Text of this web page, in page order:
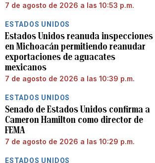
7 de agosto de 2026 a las 10:53 p.m.
ESTADOS UNIDOS
Estados Unidos reanuda inspecciones
en Michoacán permitiendo reanudar
exportaciones de aguacates
mexicanos
7 de agosto de 2026 a las 10:39 p.m.
ESTADOS UNIDOS
Senado de Estados Unidos confirma a
Cameron Hamilton como director de
FEMA
7 de agosto de 2026 a las 10:29 p.m.
ESTADOS UNIDOS